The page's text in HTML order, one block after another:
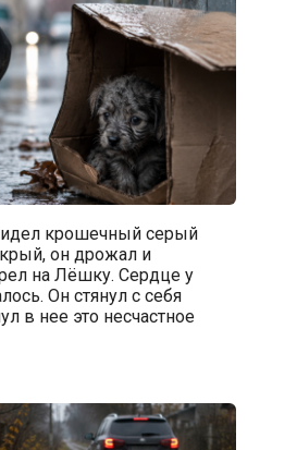
крошечный серый
он дрожал и
на Лёшку. Сердце у
Он стянул с себя
в нее это несчастное